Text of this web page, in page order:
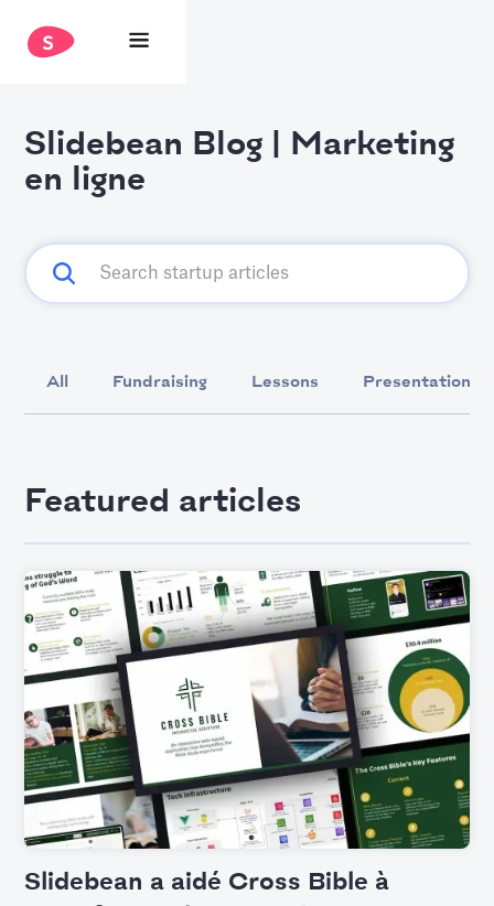
Slidebean Blog | Marketing
en ligne
All Fundraising Lessons Presentation
Featured articles
Slidebean a aidé Cross Bible à